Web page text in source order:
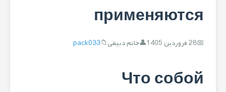
применяются
28 فروردین 1405 خانم دبیقی pack033
Что собой